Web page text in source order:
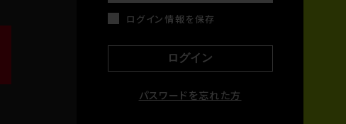
ログイン情報を保存
パスワードを忘れた方